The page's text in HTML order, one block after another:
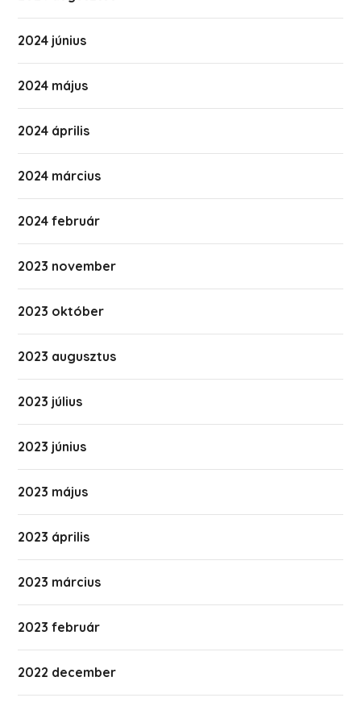
2024 június
2024 május
2024 április
2024 március
2024 február
2023 november
2023 október
2023 augusztus
2023 július
2023 június
2023 május
2023 április
2023 március
2023 február
2022 december